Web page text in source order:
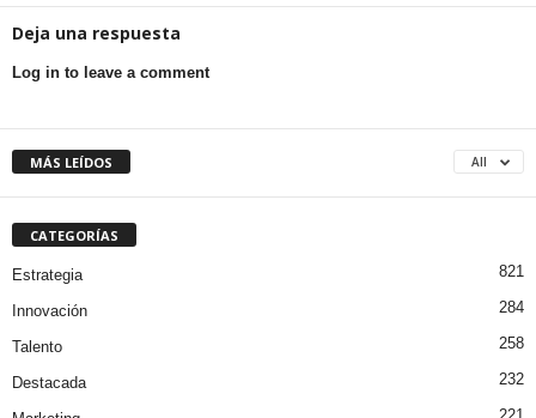
Deja una respuesta
Log in to leave a comment
MÁS LEÍDOS All
CATEGORÍAS
Estrategia 821
Innovación 284
Talento 258
Destacada 232